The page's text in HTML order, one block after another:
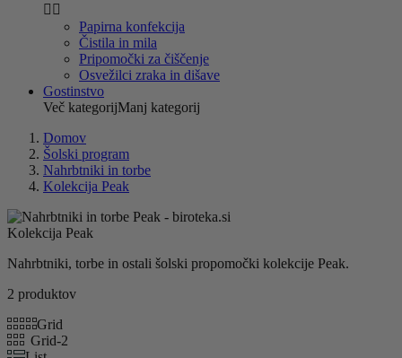
 
Papirna konfekcija
Čistila in mila
Pripomočki za čiščenje
Osvežilci zraka in dišave
Gostinstvo
Več kategorijManj kategorij
Domov
Šolski program
Nahrbtniki in torbe
Kolekcija Peak
Kolekcija Peak
Nahrbtniki, torbe in ostali šolski propomočki kolekcije Peak.
2 produktov
Grid
Grid-2